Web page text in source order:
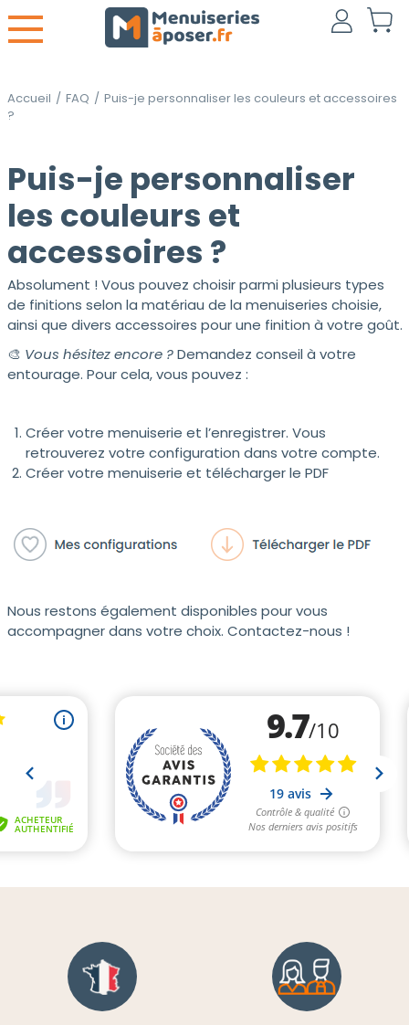
Accueil / FAQ / Puis-je personnaliser les couleurs et accessoires
?
Puis-je personnaliser
les couleurs et
accessoires ?
Absolument ! Vous pouvez choisir parmi plusieurs types
de finitions selon la matériau de la menuiseries choisie,
ainsi que divers accessoires pour une finition à votre goût.
🎨 Vous hésitez encore ?Demandez conseil à votre
entourage. Pour cela, vous pouvez :
Créer votre menuiserie et l’enregistrer. Vous
retrouverez votre configuration dans votre compte.
Créer votre menuiserie et télécharger le PDF
Nous restons également disponibles pour vous
accompagner dans votre choix. Contactez-nous !